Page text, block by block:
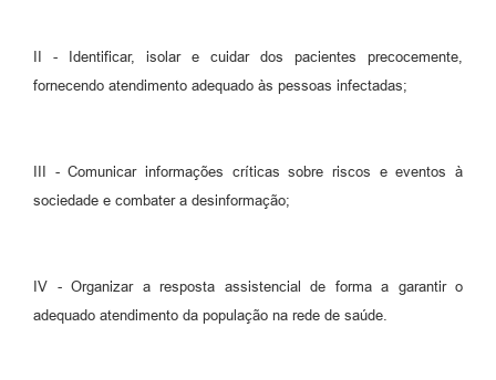
II - Identificar, isolar e cuidar dos pacientes precocemente,
fornecendo atendimento adequado às pessoas infectadas;
III - Comunicar informações críticas sobre riscos e eventos à
sociedade e combater a desinformação;
IV - Organizar a resposta assistencial de forma a garantir o
adequado atendimento da população na rede de saúde.